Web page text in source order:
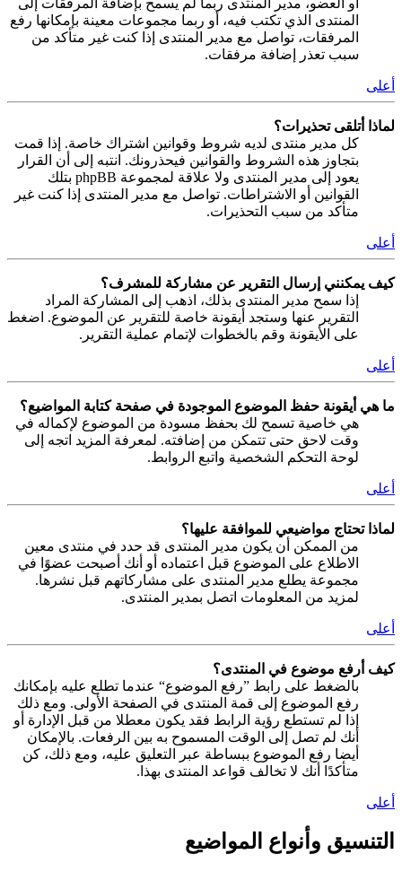
أو العضو، مدير المنتدى ربما لم يسمح بإضافة المرفقات إلى
المنتدى الذي تكتب فيه، أو ربما مجموعات معينة بإمكانها رفع
المرفقات، تواصل مع مدير المنتدى إذا كنت غير متأكد من
سبب تعذر إضافة مرفقات.
أعلى
لماذا أتلقى تحذيرات؟
كل مدير منتدى لديه شروط وقوانين اشتراك خاصة. إذا قمت
بتجاوز هذه الشروط والقوانين فيحذرونك. انتبه إلى أن القرار
يعود إلى مدير المنتدى ولا علاقة لمجموعة phpBB بتلك
القوانين أو الاشتراطات. تواصل مع مدير المنتدى إذا كنت غير
متأكد من سبب التحذيرات.
أعلى
كيف يمكنني إرسال التقرير عن مشاركة للمشرف؟
إذا سمح مدير المنتدى بذلك، اذهب إلى المشاركة المراد
التقرير عنها وستجد أيقونة خاصة للتقرير عن الموضوع. اضغط
على الأيقونة وقم بالخطوات لإتمام عملية التقرير.
أعلى
ما هي أيقونة حفظ الموضوع الموجودة في صفحة كتابة المواضيع؟
هي خاصية تسمح لك بحفظ مسودة من الموضوع لإكماله في
وقت لاحق حتى تتمكن من إضافته. لمعرفة المزيد اتجه إلى
لوحة التحكم الشخصية واتبع الروابط.
أعلى
لماذا تحتاج مواضيعي للموافقة عليها؟
من الممكن أن يكون مدير المنتدى قد حدد في منتدى معين
الاطلاع على الموضوع قبل اعتماده أو أنك أصبحت عضوًا في
مجموعة يطلع مدير المنتدى على مشاركاتهم قبل نشرها.
لمزيد من المعلومات اتصل بمدير المنتدى.
أعلى
كيف أرفع موضوع في المنتدى؟
بالضغط على رابط ”رفع الموضوع“ عندما تطلع عليه بإمكانك
رفع الموضوع إلى قمة المنتدى في الصفحة الأولى. ومع ذلك
إذا لم تستطع رؤية الرابط فقد يكون معطلا من قبل الإدارة أو
أنك لم تصل إلى الوقت المسموح به بين الرفعات. بالإمكان
أيضا رفع الموضوع ببساطة عبر التعليق عليه، ومع ذلك، كن
متأكدًا أنك لا تخالف قواعد المنتدى بهذا.
أعلى
التنسيق وأنواع المواضيع